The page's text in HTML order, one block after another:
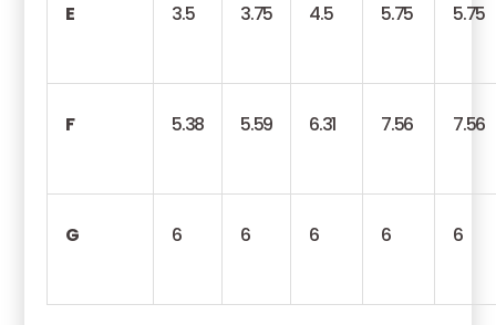
E 3.5 3.75 4.5 5.75 5.75
F 5.38 5.59 6.31 7.56 7.56
G 6 6 6 6 6